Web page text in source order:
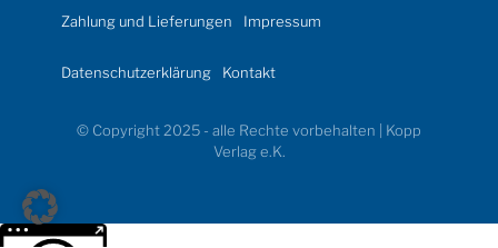
Zahlung und Lieferungen Impressum
Datenschutzerklärung Kontakt
© Copyright 2025 - alle Rechte vorbehalten | Kopp
Verlag e.K.
Weitere Informationen über den gesperrten Inhalt.